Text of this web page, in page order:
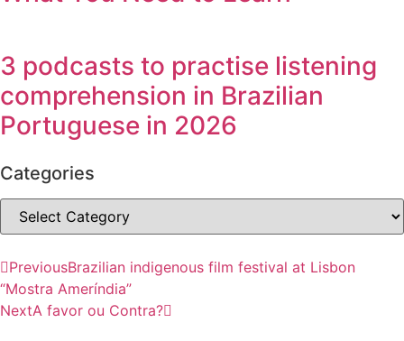
3 podcasts to practise listening
comprehension in Brazilian
Portuguese in 2026
Categories
PreviousBrazilian indigenous film festival at Lisbon
“Mostra Ameríndia”
NextA favor ou Contra?